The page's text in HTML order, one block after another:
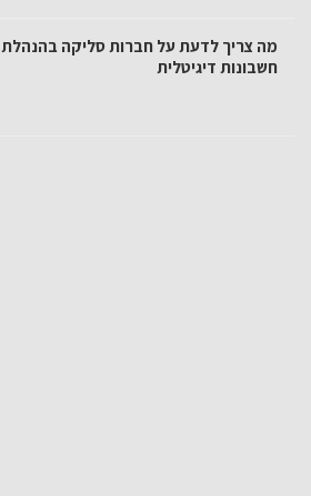
מה צריך לדעת על חברות סליקה בהנהלת
חשבונות דיגיטלית